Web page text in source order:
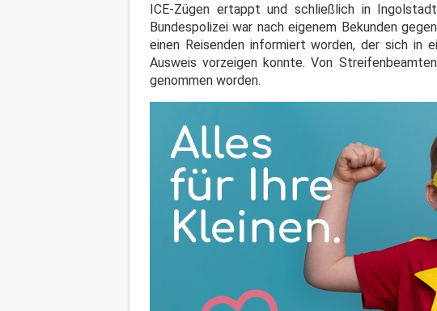
ICE-Zügen ertappt und schließlich in
Bundespolizei war nach eigenem Bekunden
einen Reisenden informiert worden, der sich in
Ausweis vorzeigen konnte. Von
genommen worden.